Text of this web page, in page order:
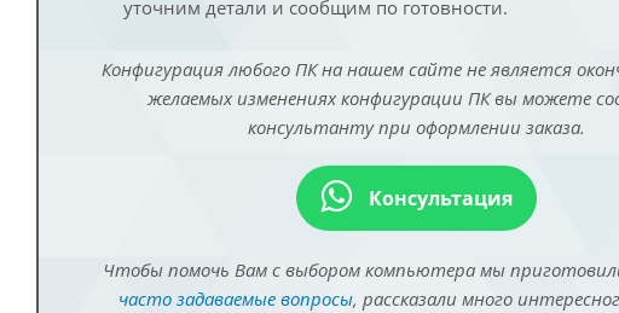
уточним детали и сообщим по готовности.
Конфигурация любого ПК на нашем сайте не является
желаемых изменениях конфигурации ПК вы можете
консультанту при оформлении заказа.
Консультация
Чтобы помочь Вам с выбором компьютера мы
часто задаваемые вопросы, рассказали много